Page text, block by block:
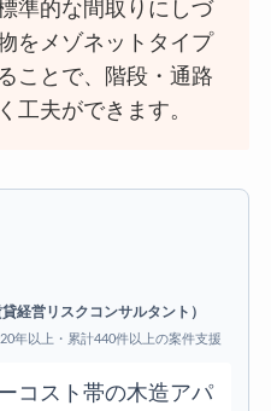
準的な間取りにしづ
をメゾネットタイプ
ことで、階段・通路
工夫ができます。
経営リスクコンサルタント）
年以上・累計440件以上の案件支援
コスト帯の木造アパ